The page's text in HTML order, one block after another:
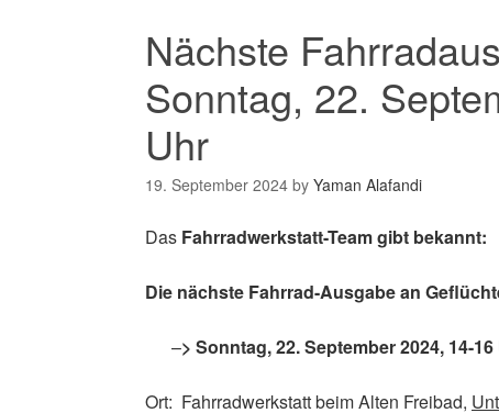
Nächste
Sonntag, 22.
Uhr
19. September 2024 by Yaman Alafandi
Das Fahrradwerkstatt-Team gibt bekannt:
Die nächste Fahrrad-Ausgabe an
–> Sonntag, 22. September 2024, 14-
Ort: Fahrradwerkstatt beim Alten Freibad,